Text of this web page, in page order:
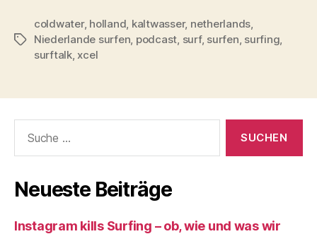
Schlagwörter
coldwater, holland, kaltwasser, netherlands,
Niederlande surfen, podcast, surf, surfen, surfing,
surftalk, xcel
nach:
Neueste Beiträge
Instagram kills Surfing – ob, wie und was wir